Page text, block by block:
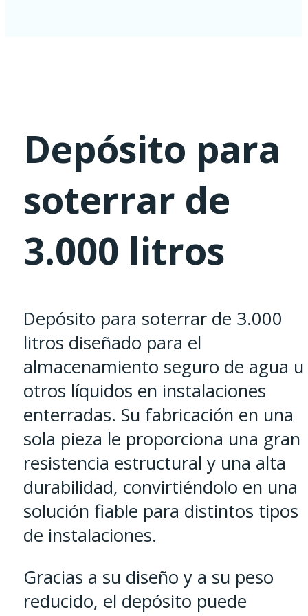
Depósito para
soterrar de
3.000 litros
Depósito para soterrar de 3.000
litros diseñado para el
almacenamiento seguro de agua u
otros líquidos en instalaciones
enterradas. Su fabricación en una
sola pieza le proporciona una gran
resistencia estructural y una alta
durabilidad, convirtiéndolo en una
solución fiable para distintos tipos
de instalaciones.
Gracias a su diseño y a su peso
reducido, el depósito puede